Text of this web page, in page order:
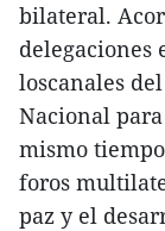
bilateral.
delegaciones
loscanales
Nacional
mismo
foros
paz y el